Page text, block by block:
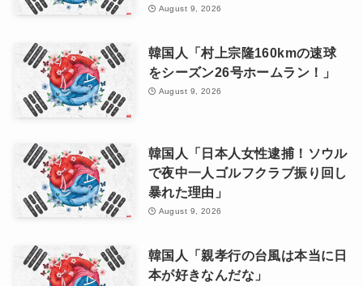
August 9, 2026
韓国人「村上宗隆160kmの速球
をシーズン26号ホームラン！」
August 9, 2026
韓国人「日本人女性逮捕！ソウル
で夜中一人ゴルフクラブ振り回し
暴れた理由」
August 9, 2026
韓国人「親孝行の台風は本当に日
本が好きなんだな」